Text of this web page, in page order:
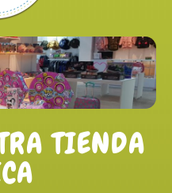
TIENDA